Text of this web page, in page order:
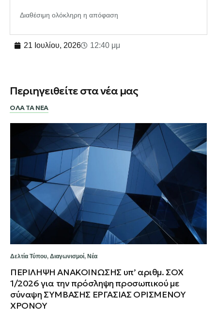
Διαθέσιμη ολόκληρη η απόφαση
21 Ιουλίου, 2026 12:40 μμ
Περιηγειθείτε στα νέα μας
ΟΛΑ ΤΑ ΝΕΑ
Δελτία Τύπου, Διαγωνισμοί, Νέα
ΠΕΡΙΛΗΨΗ ΑΝΑΚΟΙΝΩΣΗΣ υπ’ αριθμ. ΣΟΧ
1/2026 για την πρόσληψη προσωπικού με
σύναψη ΣΥΜΒΑΣΗΣ ΕΡΓΑΣΙΑΣ ΟΡΙΣΜΕΝΟΥ
ΧΡΟΝΟΥ